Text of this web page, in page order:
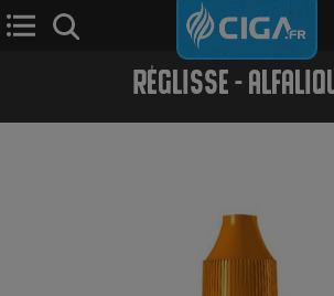
E-Cigarette E-
RÉGLISSE -